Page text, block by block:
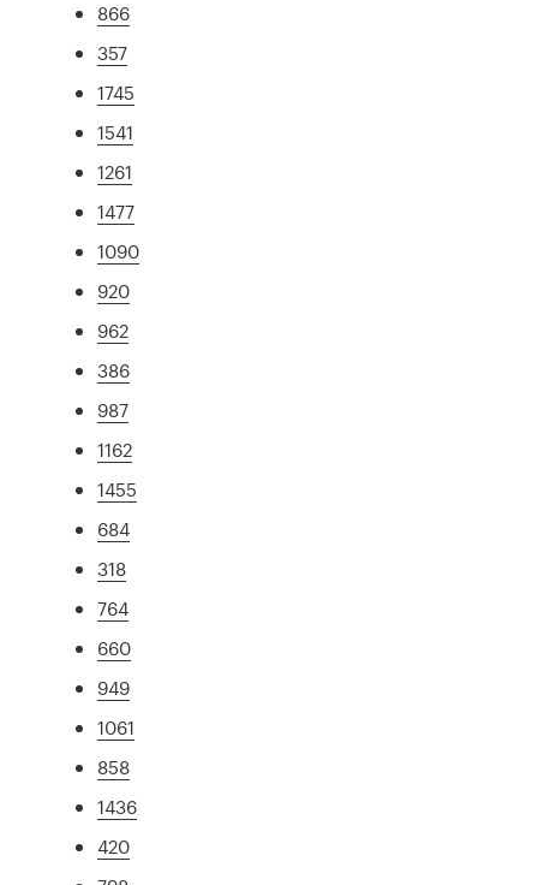
866
357
1745
1541
1261
1477
1090
920
962
386
987
1162
1455
684
318
764
660
949
1061
858
1436
420